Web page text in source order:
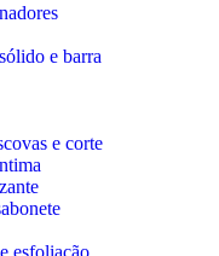
e barra
e corte